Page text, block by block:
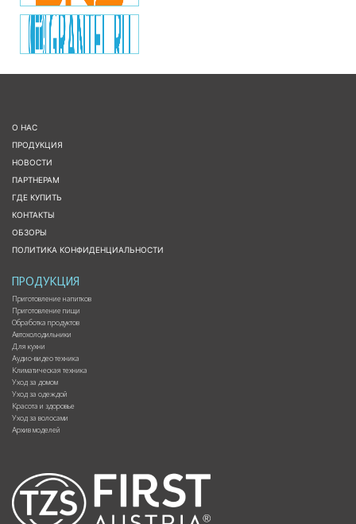
О НАС
ПРОДУКЦИЯ
НОВОСТИ
ПАРТНЕРАМ
ГДЕ КУПИТЬ
КОНТАКТЫ
ОБЗОРЫ
ПОЛИТИКА КОНФИДЕНЦИАЛЬНОСТИ
ПРОДУКЦИЯ
Приготовление напитков
Приготовление пищи
Обработка продуктов
Автохолодильники
Для кухни
Аудио-видео техника
Климатическая техника
Уход за домом
Уход за одеждой
Красота и здоровье
Уход за волосами
Архив моделей